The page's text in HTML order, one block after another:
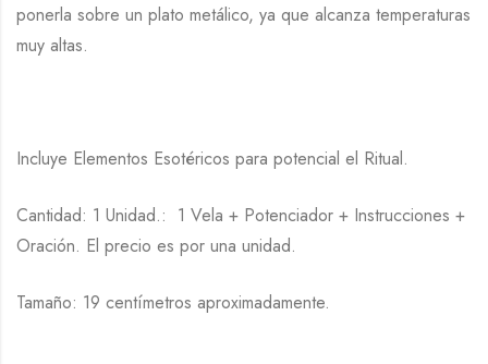
ponerla sobre un plato metálico, ya que alcanza temperaturas
muy altas.
Incluye Elementos Esotéricos para potencial el Ritual.
Cantidad: 1 Unidad.: 1 Vela + Potenciador + Instrucciones +
Oración. El precio es por una unidad.
Tamaño: 19 centímetros aproximadamente.